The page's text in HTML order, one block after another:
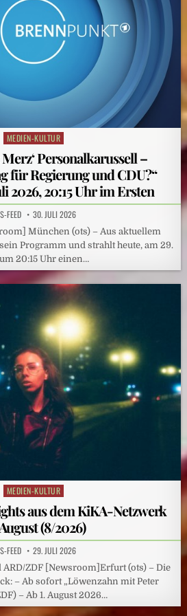
Posted
in
MEDIEN-KULTUR
Personalkarussell –
für Regierung und CDU?“
2026, 20:15 Uhr im Ersten
FEED 30. JULI 2026
München (ots) – Aus aktuellem
Programm und strahlt heute, am 29.
20:15 Uhr einen…
Posted
in
MEDIEN-KULTUR
aus dem KiKA-Netzwerk
(8/2026)
FEED 29. JULI 2026
ZDF [Newsroom]Erfurt (ots) – Die
– Ab sofort „Löwenzahn mit Peter
– Ab 1. August 2026…